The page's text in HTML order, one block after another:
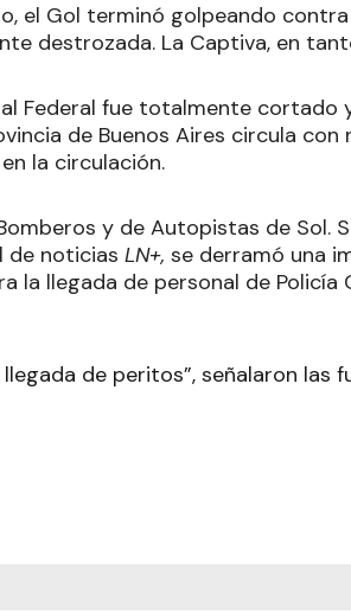
el Gol terminó golpeando
destrozada. La Captiva, en
Federal fue totalmente cortado
de Buenos Aires circula
la circulación.
y de Autopistas de Sol.
de noticias LN+, se derramó una
la llegada de personal de Policía
de peritos”, señalaron las